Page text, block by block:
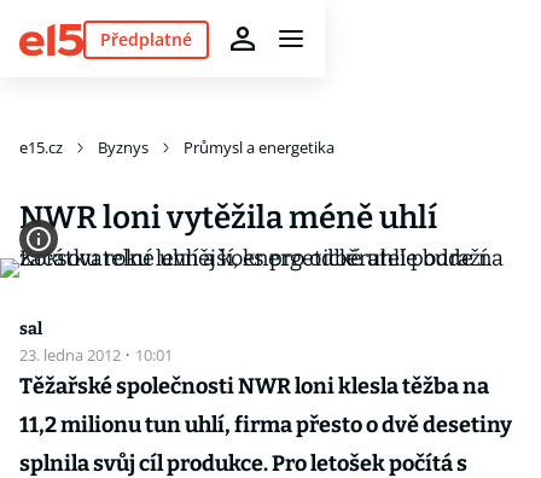
Předplatné
e15.cz Byznys Průmysl a energetika
NWR loni vytěžila méně uhlí
sal
23. ledna 2012 · 10:01
Těžařské společnosti NWR loni klesla těžba na
11,2 milionu tun uhlí, firma přesto o dvě desetiny
splnila svůj cíl produkce. Pro letošek počítá s